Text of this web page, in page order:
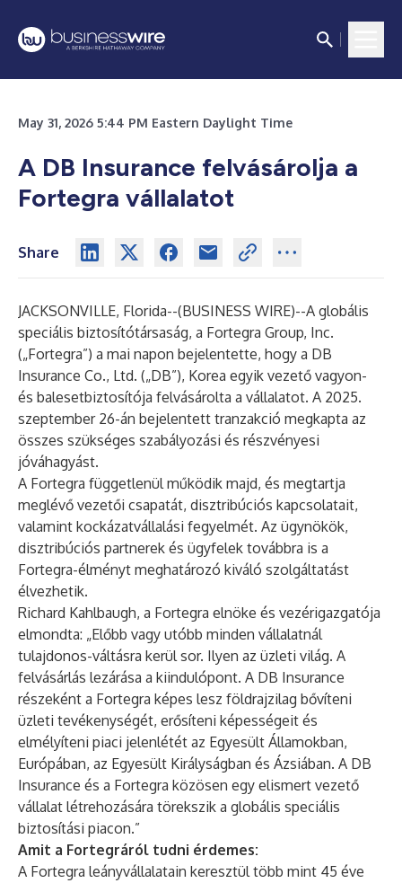
May 31, 2026 5:44 PM Eastern Daylight Time
A DB Insurance felvásárolja a
Fortegra vállalatot
Share
JACKSONVILLE, Florida--(BUSINESS WIRE)--A globális
speciális biztosítótársaság, a Fortegra Group, Inc.
(„Fortegra”) a mai napon bejelentette, hogy a DB
Insurance Co., Ltd. („DB”), Korea egyik vezető vagyon-
és balesetbiztosítója felvásárolta a vállalatot. A 2025.
szeptember 26-án bejelentett tranzakció megkapta az
összes szükséges szabályozási és részvényesi
jóváhagyást.
A Fortegra függetlenül működik majd, és megtartja
meglévő vezetői csapatát, disztribúciós kapcsolatait,
valamint kockázatvállalási fegyelmét. Az ügynökök,
disztribúciós partnerek és ügyfelek továbbra is a
Fortegra-élményt meghatározó kiváló szolgáltatást
élvezhetik.
Richard Kahlbaugh, a Fortegra elnöke és vezérigazgatója
elmondta: „Előbb vagy utóbb minden vállalatnál
tulajdonos-váltásra kerül sor. Ilyen az üzleti világ. A
felvásárlás lezárása a kiindulópont. A DB Insurance
részeként a Fortegra képes lesz földrajzilag bővíteni
üzleti tevékenységét, erősíteni képességeit és
elmélyíteni piaci jelenlétét az Egyesült Államokban,
Európában, az Egyesült Királyságban és Ázsiában. A DB
Insurance és a Fortegra közösen egy elismert vezető
vállalat létrehozására törekszik a globális speciális
biztosítási piacon.”
Amit a Fortegráról tudni érdemes:
A Fortegra leányvállalatain keresztül több mint 45 éve